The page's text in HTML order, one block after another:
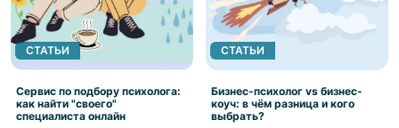
СТАТЬИ
Сервис по подбору психолога:
как найти "своего"
специалиста онлайн
СТАТЬИ
Бизнес-психолог vs бизнес-
коуч: в чём разница и кого
выбрать?